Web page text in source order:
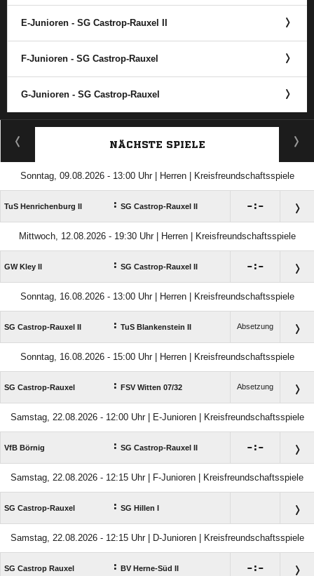
E-Junioren - SG Castrop-Rauxel II
F-Junioren - SG Castrop-Rauxel
G-Junioren - SG Castrop-Rauxel
ANZEIGE
NÄCHSTE SPIELE
Sonntag, 09.08.2026 - 13:00 Uhr | Herren | Kreisfreundschaftsspiele
TuS Henrichenburg II : SG Castrop-Rauxel II :
Mittwoch, 12.08.2026 - 19:30 Uhr | Herren | Kreisfreundschaftsspiele
GW Kley II : SG Castrop-Rauxel II :
Sonntag, 16.08.2026 - 13:00 Uhr | Herren | Kreisfreundschaftsspiele
SG Castrop-Rauxel II : TuS Blankenstein II Absetzung
Sonntag, 16.08.2026 - 15:00 Uhr | Herren | Kreisfreundschaftsspiele
SG Castrop-Rauxel : FSV Witten 07/​32 Absetzung
Samstag, 22.08.2026 - 12:00 Uhr | E-Junioren | Kreisfreundschaftsspiele
VfB Börnig : SG Castrop-Rauxel II :
Samstag, 22.08.2026 - 12:15 Uhr | F-Junioren | Kreisfreundschaftsspiele
SG Castrop-Rauxel : SG Hillen I
Samstag, 22.08.2026 - 12:15 Uhr | D-Junioren | Kreisfreundschaftsspiele
SG Castrop Rauxel : BV Herne-Süd II :